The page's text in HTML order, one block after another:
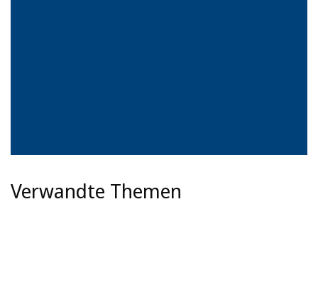
Verwandte Themen